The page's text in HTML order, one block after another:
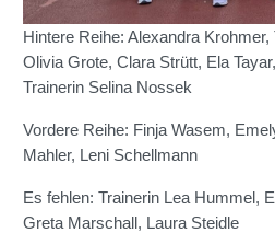
Hintere Reihe: Alexandra Krohmer,
Olivia Grote, Clara Strütt, Ela
Trainerin Selina Nossek
Vordere Reihe: Finja Wasem,
Mahler, Leni Schellmann
Es fehlen: Trainerin Lea Hummel,
Greta Marschall, Laura Steidle